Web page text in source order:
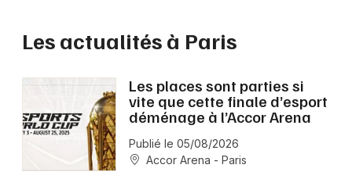
Les actualités à Paris
Les places sont parties si
vite que cette finale d’esport
déménage à l’Accor Arena
Publié le 05/08/2026
Accor Arena - Paris